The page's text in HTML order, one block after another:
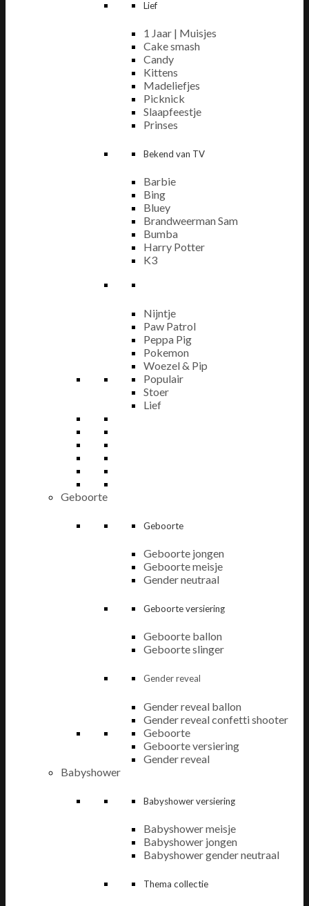
Lief
1 Jaar | Muisjes
Cake smash
Candy
Kittens
Madeliefjes
Picknick
Slaapfeestje
Prinses
Bekend van TV
Barbie
Bing
Bluey
Brandweerman Sam
Bumba
Harry Potter
K3
Nijntje
Paw Patrol
Peppa Pig
Pokemon
Woezel & Pip
Populair
Stoer
Lief
Geboorte
Geboorte
Geboorte jongen
Geboorte meisje
Gender neutraal
Geboorte versiering
Geboorte ballon
Geboorte slinger
Gender reveal
Gender reveal ballon
Gender reveal confetti shooter
Geboorte
Geboorte versiering
Gender reveal
Babyshower
Babyshower versiering
Babyshower meisje
Babyshower jongen
Babyshower gender neutraal
Thema collectie